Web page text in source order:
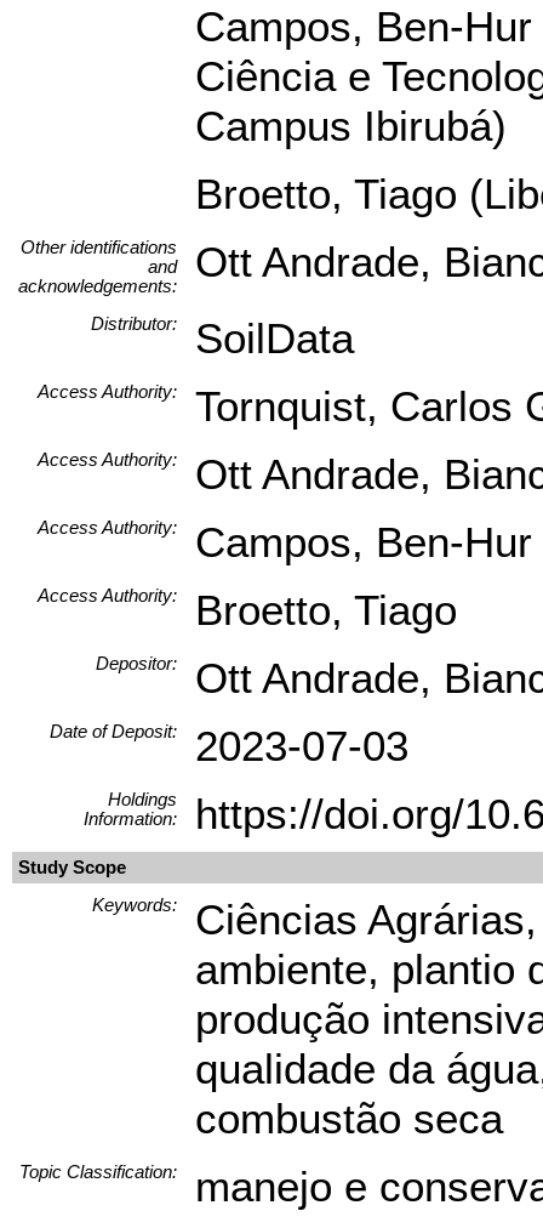
Campos, Ben-
Ciência e
Campus Ibirubá)
Broetto, Tiago
Other identifications
and
acknowledgements:
Ott Andrade,
Distributor: SoilData
Access Authority: Tornquist, Carlos
Access Authority: Ott Andrade,
Access Authority: Campos, Ben-Hur
Access Authority: Broetto, Tiago
Depositor: Ott Andrade,
Date of Deposit: 2023-07-03
Holdings
Information:
https://doi.org/
Study Scope
Keywords:
Ciências
ambiente, plantio
produção
qualidade da
combustão seca
Topic Classification: manejo e